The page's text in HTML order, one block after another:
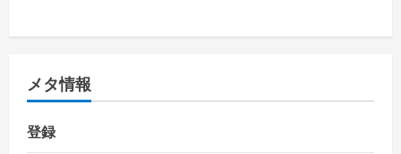
メタ情報
登録